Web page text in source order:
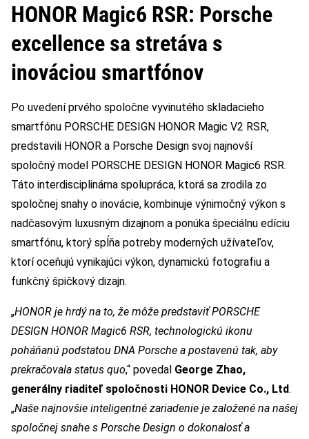
HONOR Magic6 RSR: Porsche
excellence sa stretáva s
inováciou smartfónov
Po uvedení prvého spoločne vyvinutého skladacieho
smartfónu PORSCHE DESIGN HONOR Magic V2 RSR,
predstavili HONOR a Porsche Design svoj najnovší
spoločný model PORSCHE DESIGN HONOR Magic6 RSR.
Táto interdisciplinárna spolupráca, ktorá sa zrodila zo
spoločnej snahy o inovácie, kombinuje výnimočný výkon s
nadčasovým luxusným dizajnom a ponúka špeciálnu edíciu
smartfónu, ktorý spĺňa potreby moderných užívateľov,
ktorí oceňujú vynikajúci výkon, dynamickú fotografiu a
funkčný špičkový dizajn.
„HONOR je hrdý na to, že môže predstaviť PORSCHE
DESIGN HONOR Magic6 RSR, technologickú ikonu
poháňanú podstatou DNA Porsche a postavenú tak, aby
prekračovala status quo,“ povedal George Zhao,
generálny riaditeľ spoločnosti HONOR Device Co., Ltd.
„Naše najnovšie inteligentné zariadenie je založené na našej
spoločnej snahe s Porsche Design o dokonalosť a